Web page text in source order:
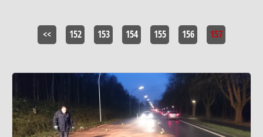
<< 152 153 154 155 156 157